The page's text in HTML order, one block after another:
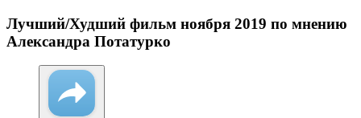
Лучший/Худший фильм ноября 2019 по мнению
Александра Потатурко